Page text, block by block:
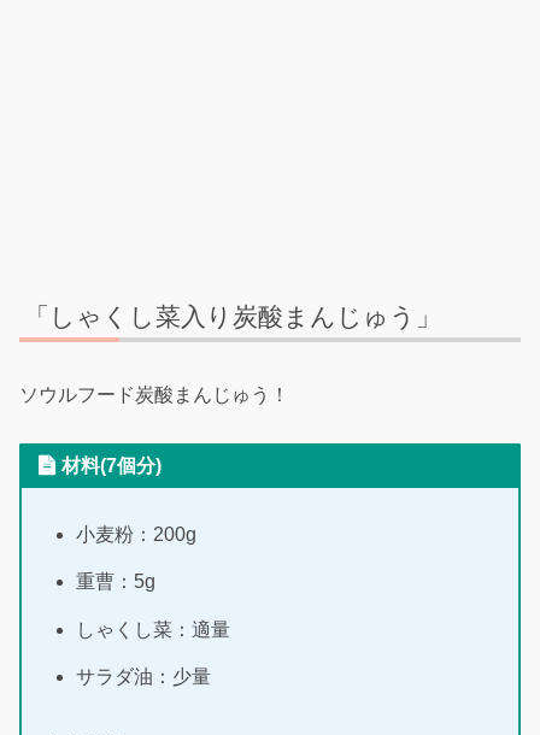
「しゃくし菜入り炭酸まんじゅう」
ソウルフード炭酸まんじゅう！
材料(7個分)
小麦粉：200g
重曹：5g
しゃくし菜：適量
サラダ油：少量